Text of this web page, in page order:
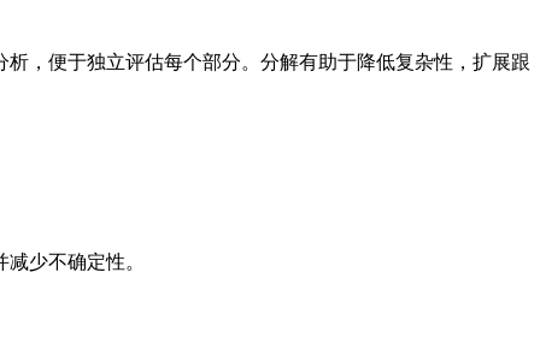
，便于独立评估每个部分。分解有助于降低复杂性，扩展跟
少不确定性。